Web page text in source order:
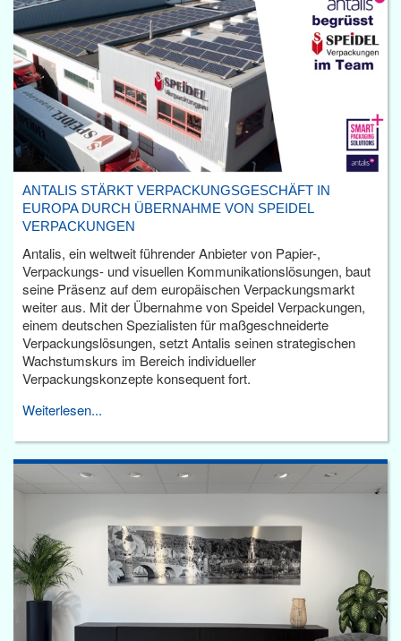
ANTALIS STÄRKT VERPACKUNGSGESCHÄFT IN
EUROPA DURCH ÜBERNAHME VON SPEIDEL
VERPACKUNGEN
Antalis, ein weltweit führender Anbieter von Papier-,
Verpackungs- und visuellen Kommunikationslösungen, baut
seine Präsenz auf dem europäischen Verpackungsmarkt
weiter aus. Mit der Übernahme von Speidel Verpackungen,
einem deutschen Spezialisten für maßgeschneiderte
Verpackungslösungen, setzt Antalis seinen strategischen
Wachstumskurs im Bereich individueller
Verpackungskonzepte konsequent fort.
Weiterlesen...